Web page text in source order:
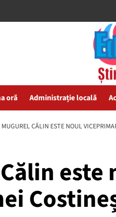
oră Administrație locală
MUGUREL CĂLIN ESTE NOUL